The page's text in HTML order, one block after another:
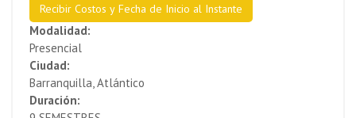
Recibir Costos y Fecha de Inicio al Instante
Modalidad:
Presencial
Ciudad:
Barranquilla, Atlántico
Duración: